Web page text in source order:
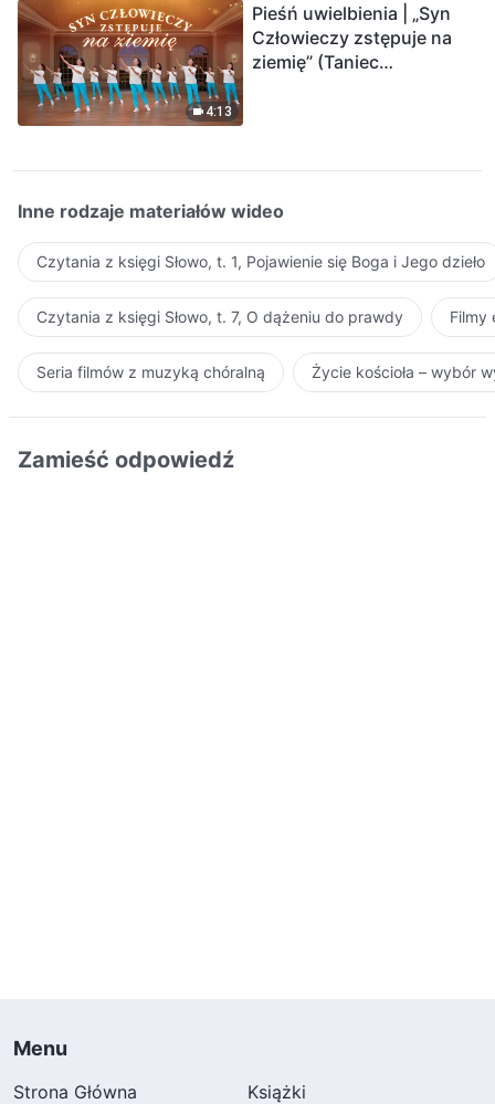
4:13
Pieśń uwielbienia | „Syn
Człowieczy zstępuje na
ziemię” (Taniec
Inne rodzaje materiałów wideo
Czytania z księgi Słowo, t. 1, Pojawienie się Boga i Jego dzieło
Czytania z księgi Słowo, t. 7, O dążeniu do prawdy Filmy
Seria filmów z muzyką chóralną Życie kościoła – wybór
Zamieść odpowiedź
Menu
Strona Główna
Książki